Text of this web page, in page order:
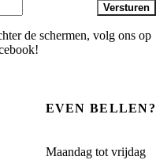
Versturen
de schermen, volg ons op
EVEN BELLEN?
Maandag tot vrijdag